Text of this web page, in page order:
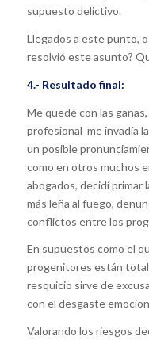
supuesto delictivo.
Llegados a este punto,
resolvió este asunto?
4.- Resultado final:
Me quedé con las
profesional me invadía
un posible
como en otros muchos
abogados, decidí primar
más leña al fuego,
conflictos entre los
En supuestos como el
progenitores están
resquicio sirve de
con el desgaste
Valorando los riesgos